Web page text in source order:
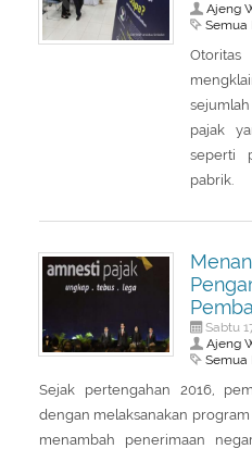
Ajeng
Semua
pajak
seperti
pabrik.
Sabtu
Ajeng
Semua
Sejak pertengahan 2016,
dengan melaksanakan
menambah penerimaan